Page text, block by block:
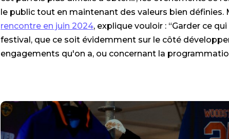
le public tout en maintenant des valeurs bien définies.
rencontre en juin 2024, explique vouloir : “Garder ce
festival, que ce soit évidemment sur le côté
engagements qu'on a, ou concernant la